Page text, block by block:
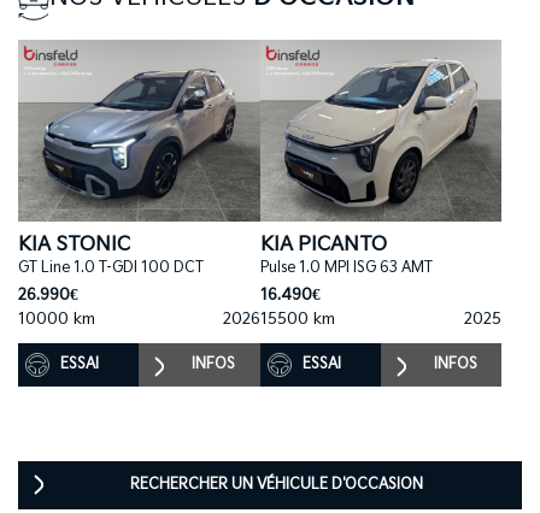
KIA STONIC
GT Line 1.0 T-GDI 100 DCT
26.990€
10000 km
2026
ESSAI INFOS
KIA PICANTO
Pulse 1.0 MPI ISG 63 AMT
16.490€
15500 km
2025
ESSAI INFOS
RECHERCHER UN VÉHICULE D'OCCASION